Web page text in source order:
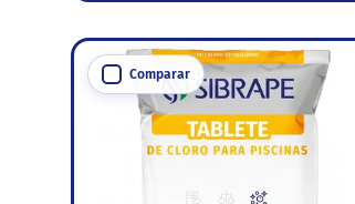
Comparar